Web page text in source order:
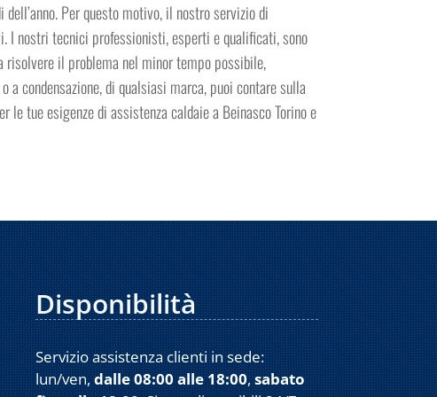
Per questo motivo, il nostro servizio di
I nostri tecnici professionisti, esperti e qualificati, sono
risolvere il problema nel minor tempo possibile,
condensazione, di qualsiasi marca, puoi contare sulla
tue esigenze di assistenza caldaie a Beinasco Torino e
Disponibilità
Servizio assistenza clienti in sede:
lun/ven,dalle 08:00 alle 18:00,sabato